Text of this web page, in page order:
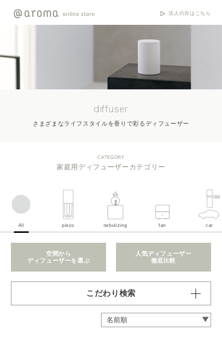
法人の方はこちら
diffuser
さまざまなライフスタイルを香りで彩るディフューザー
CATEGORY
家庭用ディフューザーカテゴリー
All piezo nebulizing fan car
空間から
ディフューザーを選ぶ
人気ディフューザー
徹底比較
こだわり検索
※一つお選びください